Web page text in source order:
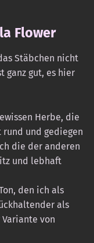
Flower
Stäbchen nicht
ganz gut, es hier
Herbe, die
und gediegen
die der anderen
und lebhaft
den ich als
als
von